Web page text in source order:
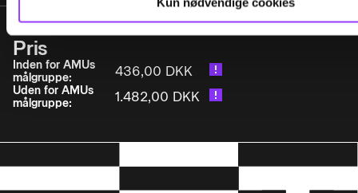
Pris
Inden for AMUs
målgruppe:
436,00 DKK
Uden for AMUs
målgruppe:
1.482,00 DKK